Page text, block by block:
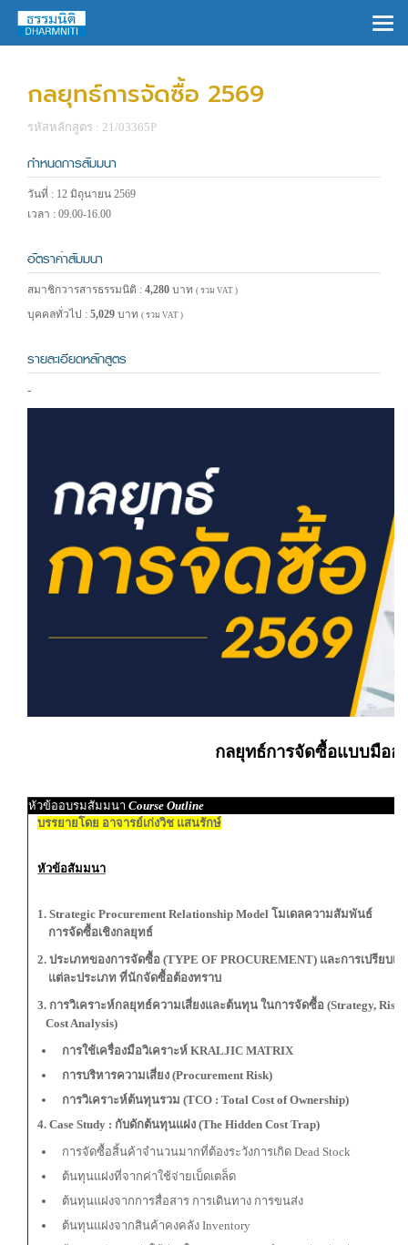
กลยุทธ์การจัดซื้อ 2569
รหัสหลักสูตร : 21/03365P
กำหนดการสัมมนา
วันที่ : 12 มิถุนายน 2569
เวลา : 09.00-16.00
อัตราค่าสัมมนา
สมาชิกวารสารธรรมนิติ : 4,280 บาท ( รวม VAT )
บุคคลทั่วไป : 5,029 บาท ( รวม VAT )
รายละเอียดหลักสูตร
-
กลยุทธ์การจัดซื้อแบบมืออ
หัวข้ออบรมสัมมนา Course Outline
บรรยายโดย อาจารย์เก่งวิช แสนรักษ์
หัวข้อสัมมนา
1. Strategic Procurement Relationship Model โมเดลความสัมพันธ์
การจัดซื้อเชิงกลยุทธ์
2. ประเภทของการจัดซื้อ (TYPE OF PROCUREMENT) และการเปรียบเ
แต่ละประเภท ที่นักจัดซื้อต้องทราบ
3. การวิเคราะห์กลยุทธ์ความเสี่ยงและต้นทุน ในการจัดซื้อ (Strategy, Risk
Cost Analysis)
การใช้เครื่องมือวิเคราะห์ KRALJIC MATRIX
การบริหารความเสี่ยง (Procurement Risk)
การวิเคราะห์ต้นทุนรวม (TCO : Total Cost of Ownership)
4. Case Study : กับดักต้นทุนแฝง (The Hidden Cost Trap)
การจัดซื้อสิ้นค้าจำนวนมากที่ต้องระวังการเกิด Dead Stock
ต้นทุนแฝงที่จากค่าใช้จ่ายเบ็ดเตล็ด
ต้นทุนแฝงจากการสื่อสาร การเดินทาง การขนส่ง
ต้นทุนแฝงจากสินค้าคงคลัง Inventory
×